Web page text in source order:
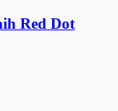
Red Dot